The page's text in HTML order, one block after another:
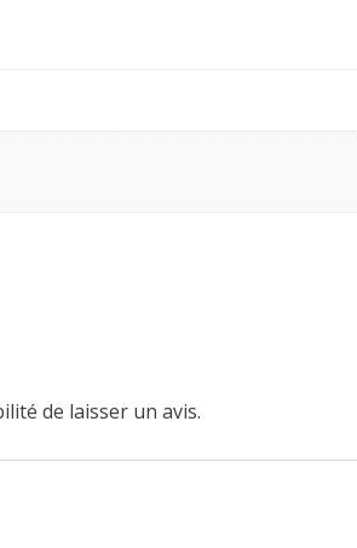
de laisser un avis.